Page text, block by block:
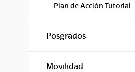
Plan de Acción Tutorial
Posgrados
Movilidad